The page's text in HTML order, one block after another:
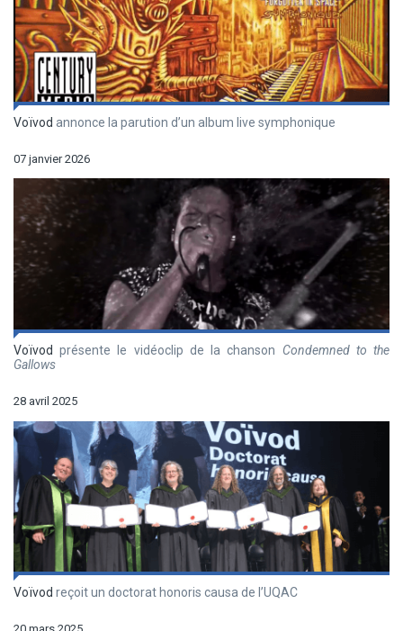
Voïvod annonce la parution d’un album live symphonique
07 janvier 2026
Voïvod présente le vidéoclip de la chanson Condemned to the
Gallows
28 avril 2025
Voïvod reçoit un doctorat honoris causa de l’UQAC